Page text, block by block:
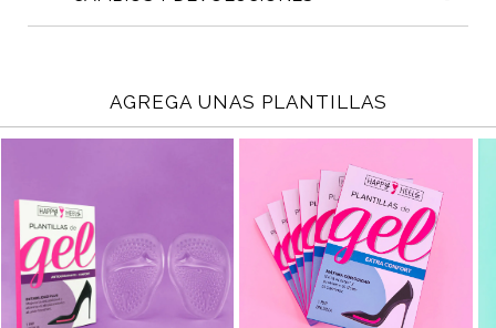
AGREGA UNAS PLANTILLAS